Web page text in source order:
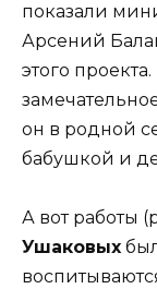
показали
Арсений
этого
он в родной
бабушкой и
А вот работы
Ушаковых